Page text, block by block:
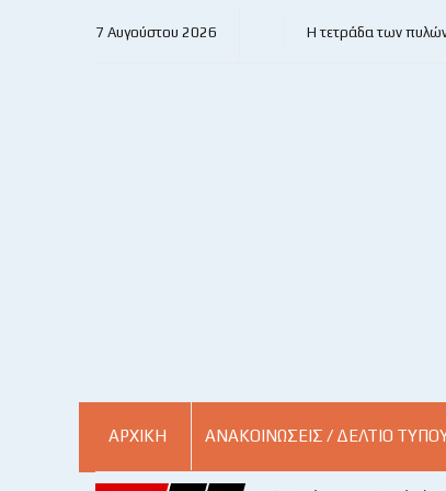
7 Αυγούστου 2026 Η τετράδα των
ΑΡΧΙΚΗ ΑΝΑΚΟΙΝΏΣΕΙΣ / ΔΕΛΤΊΟ